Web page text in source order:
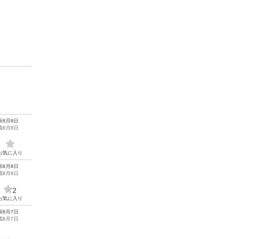
8月8日
8月8日
気に入り
8月8日
8月8日
2
気に入り
8月7日
8月7日